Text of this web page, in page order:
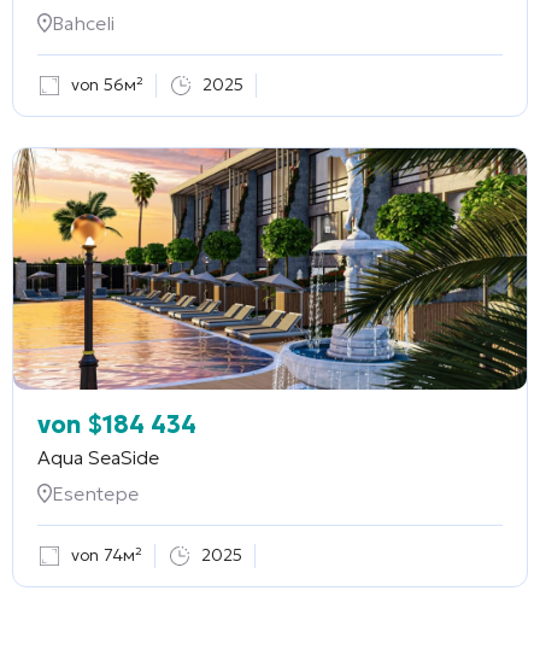
Bahceli
von 56м² 2025
von $184 434
Aqua SeaSide
Esentepe
von 74м² 2025